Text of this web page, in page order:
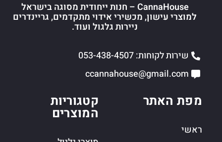
CannaHouse – חנות ייחודית מסוגה בישראל
למוצרי עישון, מכשירי אידוי מתקדמים, גריינדרים
ניירות גלגול ועוד.
שירות לקוחות: 053-438-4507
ccannahouse@gmail.com
מפת האתר
ראשי
קטגוריות
המוצרים